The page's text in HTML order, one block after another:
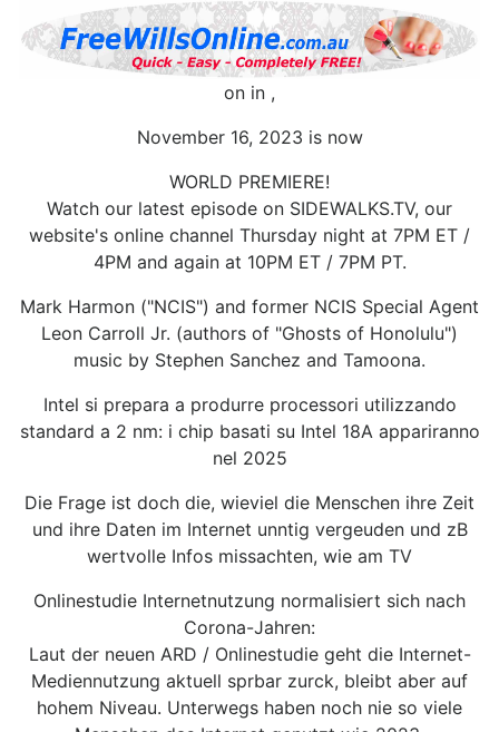
on in ,
November 16, 2023 is now
WORLD PREMIERE!
Watch our latest episode on SIDEWALKS.TV, our
website's online channel Thursday night at 7PM ET /
4PM and again at 10PM ET / 7PM PT.
Mark Harmon ("NCIS") and former NCIS Special Agent
Leon Carroll Jr. (authors of "Ghosts of Honolulu")
music by Stephen Sanchez and Tamoona.
Intel si prepara a produrre processori utilizzando
standard a 2 nm: i chip basati su Intel 18A appariranno
nel 2025
Die Frage ist doch die, wieviel die Menschen ihre Zeit
und ihre Daten im Internet unntig vergeuden und zB
wertvolle Infos missachten, wie am TV
Onlinestudie Internetnutzung normalisiert sich nach
Corona-Jahren:
Laut der neuen ARD / Onlinestudie geht die Internet-
Mediennutzung aktuell sprbar zurck, bleibt aber auf
hohem Niveau. Unterwegs haben noch nie so viele